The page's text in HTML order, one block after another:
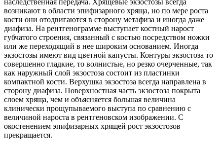
наследственная передача. Хрящевые экзостозы всегда
возникают в области эпифизарного хряща, но по мере роста
кости они отодвигаются в сторону метафиза и иногда даже
диафиза. На рентгенограмме выступает костный нарост
губчатого строения, связанный с костью посредством ножки
или же переходящий в нее широким основанием. Иногда
экзостозы имеют вид цветной капусты. Контуры экзостоза то
совершенно гладкие, то волнистые, но резко очерченные, так
как наружный слой экзостоза состоит из пластинки
компактной кости. Верхушка экзостоза всегда направлена в
сторону диафиза. Поверхностная часть экзостоза покрыта
слоем хряща, чем и объясняется большая величина
клинически прощупываемого выступа по сравнению с
величиной нароста в рентгеновском изображении. С
окостенением эпифизарных хрящей рост экзостозов
прекращается.